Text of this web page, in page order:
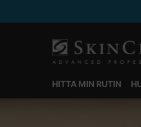
HITTA MIN RUTIN